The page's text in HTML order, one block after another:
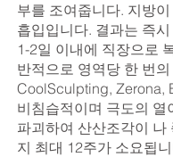
부를 조여줍니다. 지방
흡입입니다. 결과는 즉
1-2일 이내에 직장으로
반적으로 영역당 한 번
CoolSculpting, Zerona,
비침습적이며 극도의
파괴하여 산산조각이
지 최대 12주가 소요됩